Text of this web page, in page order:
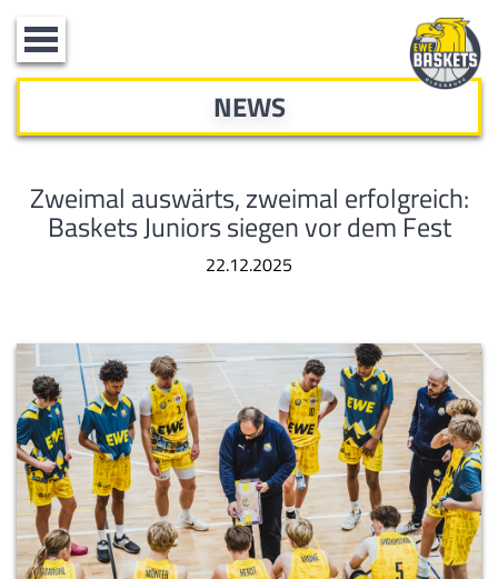
Toggle
navigation
NEWS
Zweimal auswärts, zweimal erfolgreich:
Baskets Juniors siegen vor dem Fest
22.12.2025